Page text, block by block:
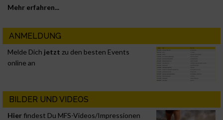
Mehr erfahren...
ANMELDUNG
Melde Dich jetzt zu den besten Events
online an
BILDER UND VIDEOS
Hier findest Du MFS-Videos/Impressionen